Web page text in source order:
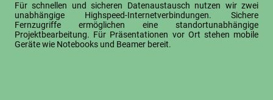
Für schnellen und sicheren Datenaustausch nutzen wir zwei
unabhängige Highspeed-Internetverbindungen. Sichere
Fernzugriffe ermöglichen eine standortunabhängige
Projektbearbeitung. Für Präsentationen vor Ort stehen mobile
Geräte wie Notebooks und Beamer bereit.